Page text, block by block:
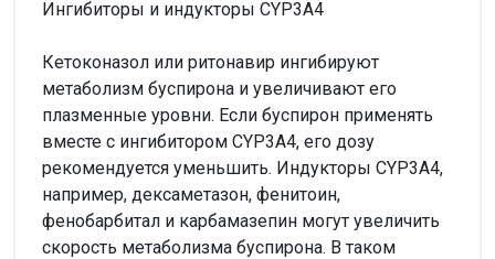
Ингибиторы и индукторы CYР3A4
Кетоконазол или ритонавир ингибируют
метаболизм буспирона и увеличивают его
плазменные уровни. Если буспирон применять
вместе с ингибитором CYР3A4, его дозу
рекомендуется уменьшить. Индукторы CYР3A4,
например, дексаметазон, фенитоин,
фенобарбитал и карбамазепин могут увеличить
скорость метаболизма буспирона. В таком